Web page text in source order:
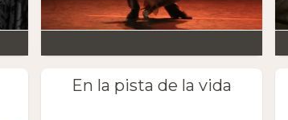
En la pista de la vida